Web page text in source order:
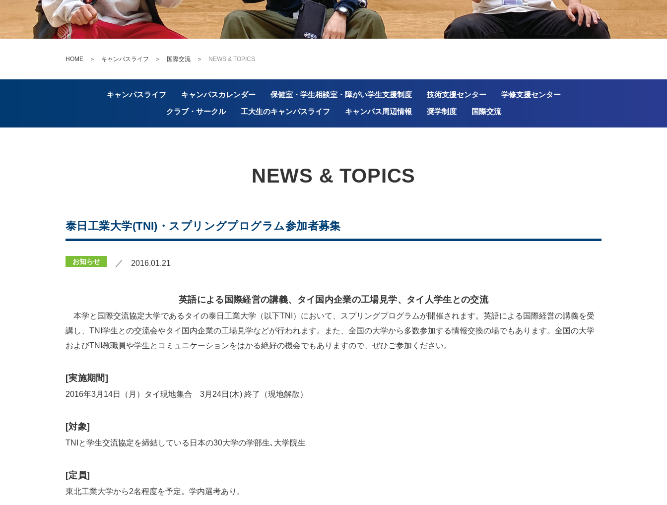
HOME ＞ キャンパスライフ ＞ 国際交流 ＞ NEWS & TOPICS
キャンパスライフ キャンパスカレンダー 保健室・学生相談室・障がい学生支援制度 技術支援センター
学修支援センター
クラブ・サークル
工大生のキャンパスライフ キャンパス周辺情報 奨学制度 国際交流
NEWS & TOPICS
泰日工業大学(TNI)・スプリングプログラム参加者募集
お知らせ ／ 2016.01.21
英語による国際経営の講義、タイ国内企業の工場見学、タイ人学生との交流
本学と国際交流協定大学であるタイの泰日工業大学（以下TNI）において、スプリングプログラムが開催されます。英語による国際経営の講義を受
講し、TNI学生との交流会やタイ国内企業の工場見学などが行われます。また、全国の大学から多数参加する情報交換の場でもあります。全国の大学
およびTNI教職員や学生とコミュニケーションをはかる絶好の機会でもありますので、ぜひご参加ください。
[実施期間]
2016年3月14日（月）タイ現地集合 3月24日(木) 終了（現地解散）
[対象]
TNIと学生交流協定を締結している日本の30大学の学部生､大学院生
[定員]
東北工業大学から2名程度を予定。学内選考あり。